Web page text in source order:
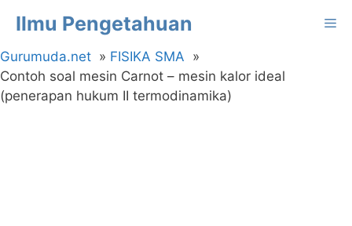
isi
Ilmu Pengetahuan
Gurumuda.net
FISIKA SMA
Contoh soal mesin Carnot – mesin kalor ideal
(penerapan hukum II termodinamika)